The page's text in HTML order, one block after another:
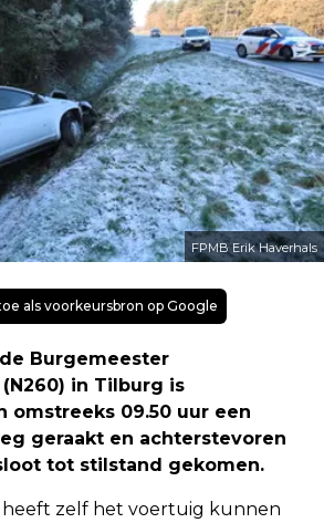
FPMB Erik Haverhals
als voorkeursbron op Google
de Burgemeester
in Tilburg is
omstreeks 09.50 uur een
geraakt en achterstevoren
tot stilstand gekomen.
zelf het voertuig kunnen